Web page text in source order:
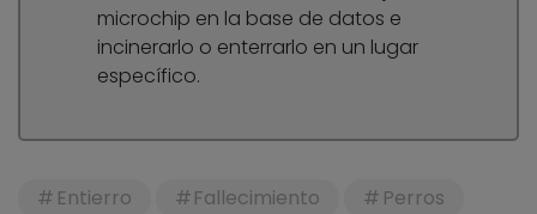
microchip en la base de datos e
incinerarlo o enterrarlo en un lugar
específico.
Entierro Fallecimiento
Perros